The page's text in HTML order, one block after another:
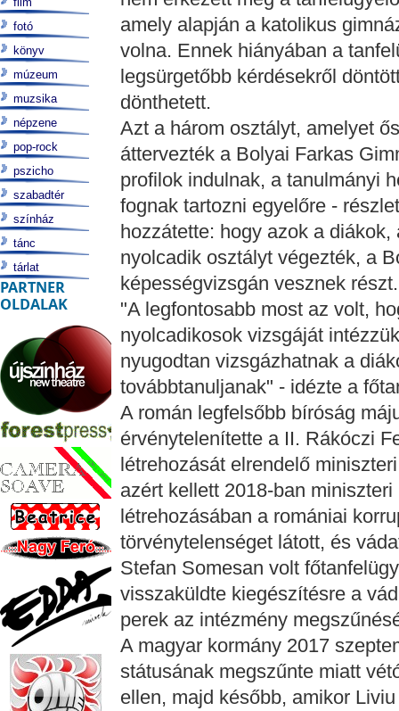
amely alapján a katolikus
volna. Ennek hiányában a
legsürgetőbb kérdésekről
dönthetett.
Azt a három osztályt, amelyet
áttervezték a Bolyai Farkas
profilok indulnak, a tanulmányi
fognak tartozni egyelőre -
hozzátette: hogy azok a
nyolcadik osztályt végezték, a
képességvizsgán vesznek részt.
"A legfontosabb most az volt,
nyolcadikosok vizsgáját
nyugodtan vizsgázhatnak a
továbbtanuljanak" - idézte a
A román legfelsőbb bíróság
érvénytelenítette a II. Rákóczi
létrehozását elrendelő
azért kellett 2018-ban
létrehozásában a romániai
törvénytelenséget látott, és
Stefan Somesan volt
visszaküldte kiegészítésre a
perek az intézmény
A magyar kormány 2017
státusának megszűnte miatt
ellen, majd később, amikor
fotó
könyv
múzeum
muzsika
népzene
pop-rock
pszicho
szabadtér
színház
tánc
tárlat
PARTNER
OLDALAK